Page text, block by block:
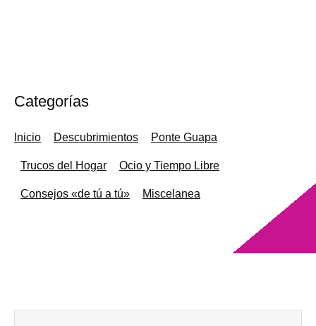
Categorías
Inicio Descubrimientos Ponte Guapa
Trucos del Hogar Ocio y Tiempo Libre
Consejos «de tú a tú» Miscelanea